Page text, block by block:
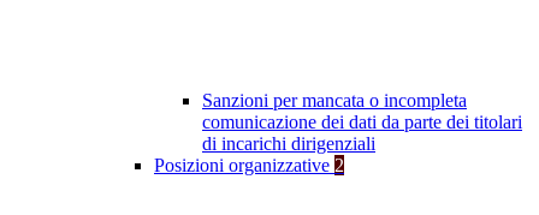
Sanzioni per mancata o incompleta
comunicazione dei dati da parte dei titolari
di incarichi dirigenziali
Posizioni organizzative 2